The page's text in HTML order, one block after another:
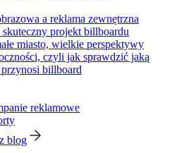
a reklama zewnętrzna
projekt billboardu
miasto, wielkie perspektywy
czyli jak sprawdzić jaką
billboard
reklamowe
blog